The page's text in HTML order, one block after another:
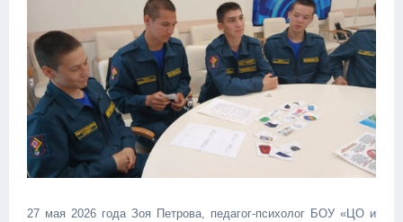
27 мая 2026 года Зоя Петрова, педагог-психолог БОУ «ЦО и